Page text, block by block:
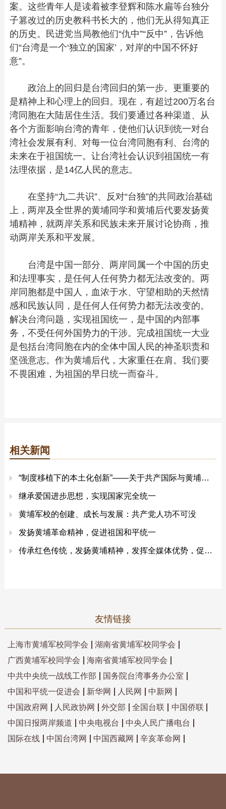
案。这些青年人是读着被李登辉和陈水扁等台独分
子篡改过的历史教科书长大的，他们无从得知真正
的历史。民进党当局教他们“仇中”“反中”，告诉他
们“台湾是一个‘独立的国家’，对岸的中国不怀好
意”。
政治上的回归是台湾回归的第一步。更重要的
是精神上和心理上的回归。现在，有超过200万名台
湾同胞在大陆居住生活。我们要通过各种渠道、从
各个方面影响台湾的青年，使他们认识到统一对台
湾社会发展有利、对每一位台湾同胞有利、台湾的
未来在于祖国统一。让台湾社会认识到祖国统一有
法理依据，是14亿人民的意志。
在坚持“九二共识”、反对“台独”的共同政治基础
上，两岸及全世界的黄埔同学和黄埔后代要发扬黄
埔精神，就两岸关系和民族未来开展讨论协商，推
动两岸关系和平发展。
台湾是中国一部分、两岸同属一个中国的历史
和法理事实，是任何人任何势力都无法改变的。两
岸同胞都是中国人，血浓于水、守望相助的天然情
感和民族认同，是任何人任何势力都无法改变的。
解决台湾问题，实现祖国统一，是中国的内部事
务，不受任何外国势力的干涉。完成祖国统一大业
是包括台湾同胞在内的全体中国人民的神圣职责和
坚强意志。作为黄埔后代，大家重任在肩。我们要
不畏困难，为祖国的早日统一而奋斗。
相关新闻
“制度移植下的本土化创新”——关于共产国际与黄埔军校创办的历史考察
继承爱国进步思想，实现国家完全统一
黄埔军校的创建、成长与发展：共产党人功不可没
发扬黄埔革命精神，促进祖国和平统一
传承红色传统，发扬黄埔精神，发挥全媒体优势，促进祖国统一
友情链接
上海市黄埔军校同学会
湖南省黄埔军校同学会
广西黄埔军校同学会
海南省黄埔军校同学会
中共中央统一战线工作部
国务院台湾事务办公室
中国和平统一促进会
新华网 人民网
中新网
中国政府网
人民政协网 外交部 全国台联
中国侨联
中国日报两岸频道
中央电视台
中央人民广播电台
国际在线
中国台湾网 中国西藏网 辛亥革命网